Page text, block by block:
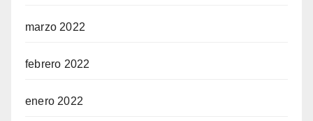
marzo 2022
febrero 2022
enero 2022